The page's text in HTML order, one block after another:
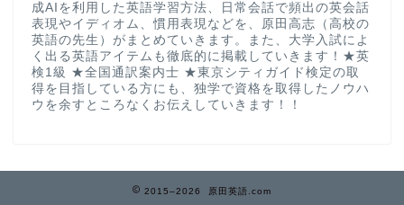
成AIを利用した英語学習方法、日常会話で頻出の英会話
表現やイディオム、慣用表現などを、原田高志（高校の
英語の先生）がまとめていきます。また、大学入試によ
く出る英語アイテムも徹底的に掲載していきます！★英
検1級 ★全国通訳案内士 ★東京シティガイド検定の取
得を目指している方にも、独学で資格を取得したノウハ
ウを余すところなくお伝えしていきます！！
2015–2026 原田英語.com